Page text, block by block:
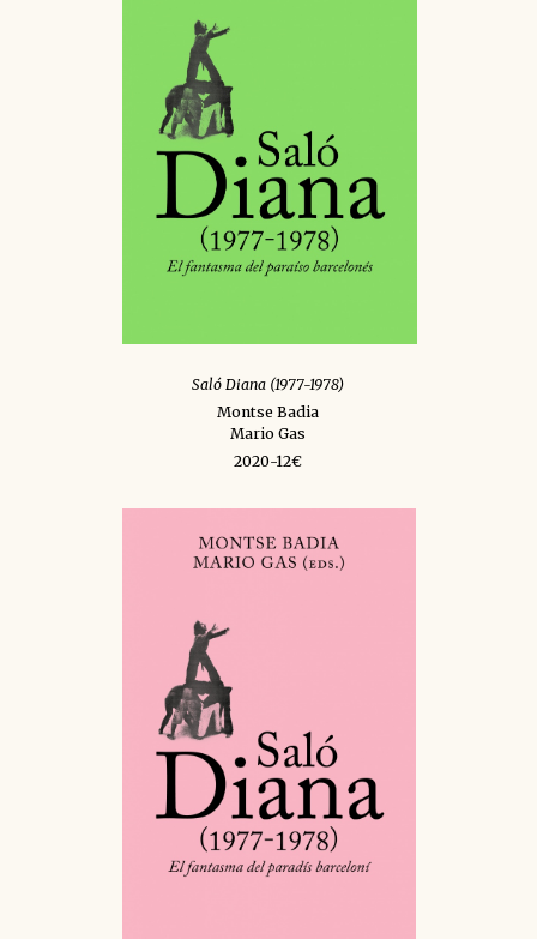
Saló Diana (1977-1978)
Montse Badia
Mario Gas
2020-12€